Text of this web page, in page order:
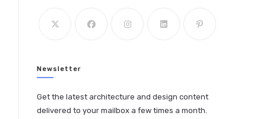
Newsletter
Get the latest architecture and design content
delivered to your mailbox a few times a month.